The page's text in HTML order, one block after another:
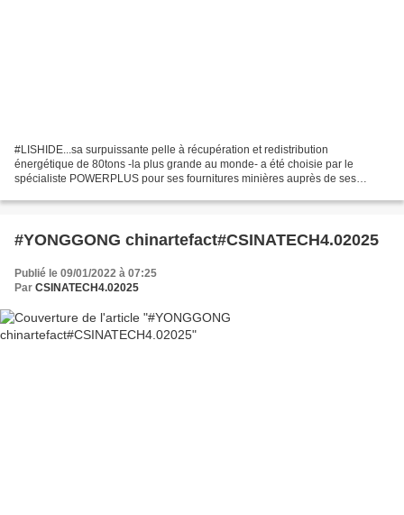
#LISHIDE...sa surpuissante pelle à récupération et redistribution
énergétique de 80tons -la plus grande au monde- a été choisie par le
spécialiste POWERPLUS pour ses fournitures minières auprès de ses
#YONGGONG chinartefact#CSINATECH4.02025
Publié le 09/01/2022 à 07:25
Par CSINATECH4.02025